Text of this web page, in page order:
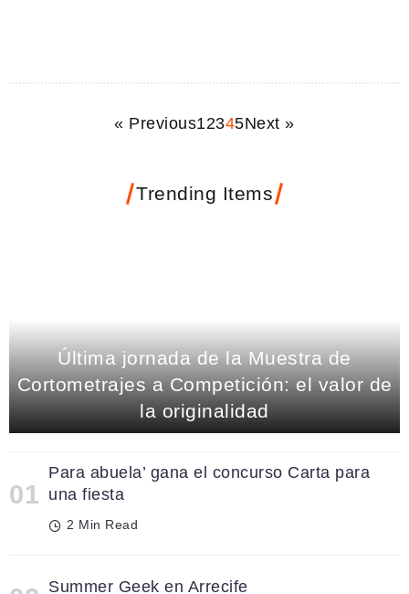
« Previous12345Next »
Trending Items
Última jornada de la Muestra de
Cortometrajes a Competición: el valor de
la originalidad
Para abuela’ gana el concurso Carta para
una fiesta
2 Min Read
Summer Geek en Arrecife